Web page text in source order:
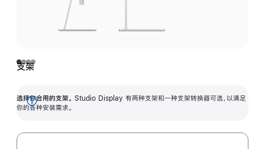
支架
选择你合用的支架。 Studio Display 有两种支架和一种支架转换器可选，以满足
你的各种安装需求。
展